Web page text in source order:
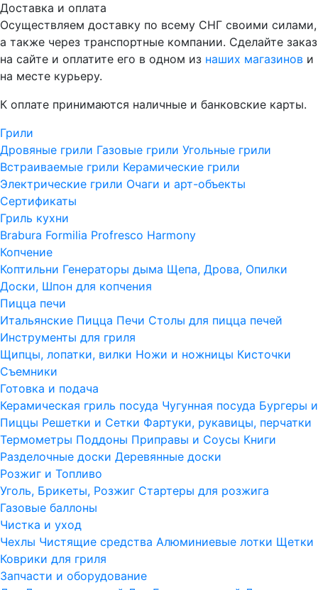
Доставка и оплата
Осуществляем доставку по всему СНГ своими силами,
а также через транспортные компании. Сделайте заказ
на сайте и оплатите его в одном из наших магазинов и
на месте курьеру.
К оплате принимаются наличные и банковские карты.
Грили
Дровяные грили Газовые грили Угольные грили
Встраиваемые грили Керамические грили
Электрические грили Очаги и арт-объекты
Сертификаты
Гриль кухни
Brabura Formilia Profresco Harmony
Копчение
Коптильни Генераторы дыма Щепа, Дрова, Опилки
Доски, Шпон для копчения
Пицца печи
Итальянские Пицца Печи Столы для пицца печей
Инструменты для гриля
Щипцы, лопатки, вилки Ножи и ножницы Кисточки
Съемники
Готовка и подача
Керамическая гриль посуда Чугунная посуда Бургеры и
Пиццы Решетки и Сетки Фартуки, рукавицы, перчатки
Термометры Поддоны Приправы и Соусы Книги
Разделочные доски Деревянные доски
Розжиг и Топливо
Уголь, Брикеты, Розжиг Стартеры для розжига
Газовые баллоны
Чистка и уход
Чехлы Чистящие средства Алюминиевые лотки Щетки
Коврики для гриля
Запчасти и оборудование